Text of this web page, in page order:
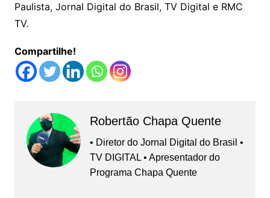
Paulista, Jornal Digital do Brasil, TV Digital e RMC
TV.
Compartilhe!
Robertão Chapa Quente
• Diretor do Jornal Digital do Brasil •
TV DIGITAL • Apresentador do
Programa Chapa Quente